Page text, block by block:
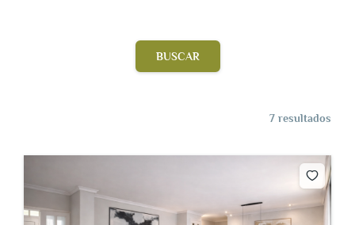
SERVICIOS
BUSCAR
7 resultados